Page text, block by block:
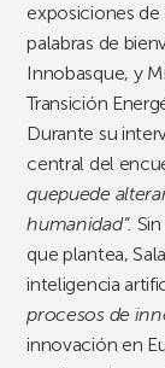
exposiciones
palabras de
Innobasque, y
Transición
Durante su
central del
quepuede
humanidad”.
que plantea,
inteligencia
procesos de
innovación en